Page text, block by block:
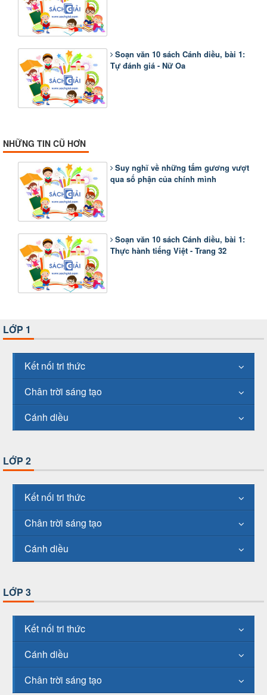
Soạn văn 10 sách Cánh diều, bài 1:
Tự đánh giá - Nữ Oa
NHỮNG TIN CŨ HƠN
Suy nghĩ về những tấm gương vượt
qua số phận của chính mình
Soạn văn 10 sách Cánh diều, bài 1:
Thực hành tiếng Việt - Trang 32
LỚP 1
Kết nối tri thức
Chân trời sáng tạo
Cánh diều
LỚP 2
Kết nối tri thức
Chân trời sáng tạo
Cánh diều
LỚP 3
Kết nối tri thức
Cánh diều
Chân trời sáng tạo